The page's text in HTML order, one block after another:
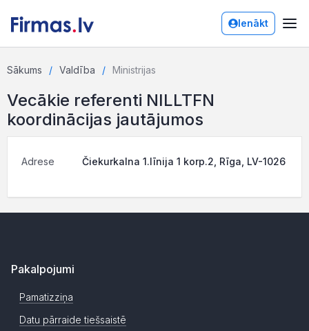
Ienākt
Sākums Valdība Ministrijas
Vecākie referenti NILLTFN
koordinācijas jautājumos
Adrese Čiekurkalna 1.līnija 1 korp.2, Rīga, LV-1026
Pakalpojumi
Pamatizziņa
Datu pārraide tiešsaistē